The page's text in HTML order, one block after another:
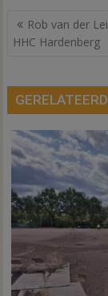
Bericht
navigatie
Rob van der
HHC Hardenberg